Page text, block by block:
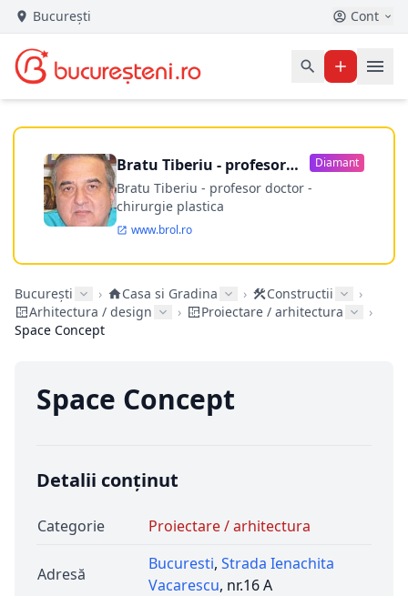
București Cont
Bratu Tiberiu - profesor
doctor
Diamant
Bratu Tiberiu - profesor doctor -
chirurgie plastica
www.brol.ro
București › Casa si Gradina › Constructii
›
Arhitectura / design
› Proiectare / arhitectura
›
Space Concept
Space Concept
Detalii conținut
Categorie Proiectare / arhitectura
Adresă
Bucuresti, Strada Ienachita
Vacarescu, nr.16 A